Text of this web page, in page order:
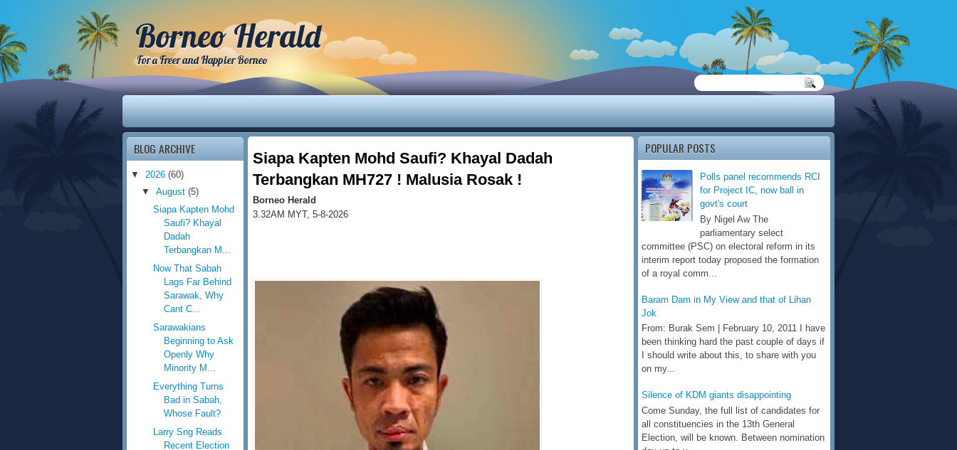
Borneo Herald
For a Freer and Happier Borneo
POPULAR POSTS
Polls panel recommends RCI
for Project IC, now ball in
govt's court
By Nigel Aw The
parliamentary select
committee (PSC) on electoral reform in its
interim report today proposed the formation
of a royal comm...
Baram Dam in My View and that of Lihan
Jok
From: Burak Sem | February 10, 2011 I have
been thinking hard the past couple of days if
I should write about this, to share with you
on my...
Silence of KDM giants disappointing
Come Sunday, the full list of candidates for
all constituencies in the 13th General
Election, will be known. Between nomination
Siapa Kapten Mohd Saufi? Khayal Dadah
Terbangkan MH727 ! Malusia Rosak !
Borneo Herald
3.32AM MYT, 5-8-2026
BLOG ARCHIVE
▼ 2026 (60)
▼August(5)
Siapa Kapten Mohd
Saufi? Khayal
Dadah
Terbangkan M...
Now That Sabah
Lags Far Behind
Sarawak, Why
Cant C...
Sarawakians
Beginning to Ask
Openly Why
Minority M...
Everything Turns
Bad in Sabah,
Whose Fault?
Larry Sng Reads
Recent Election